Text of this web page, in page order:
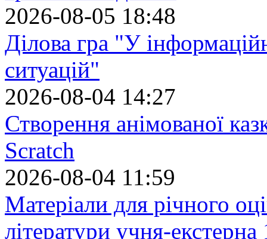
2026-08-05 18:48
Ділова гра "У
ситуацій"
2026-08-04 14:27
Створення анімованої
Scratch
2026-08-04 11:59
Матеріали для річного
літератури учня-екстерна